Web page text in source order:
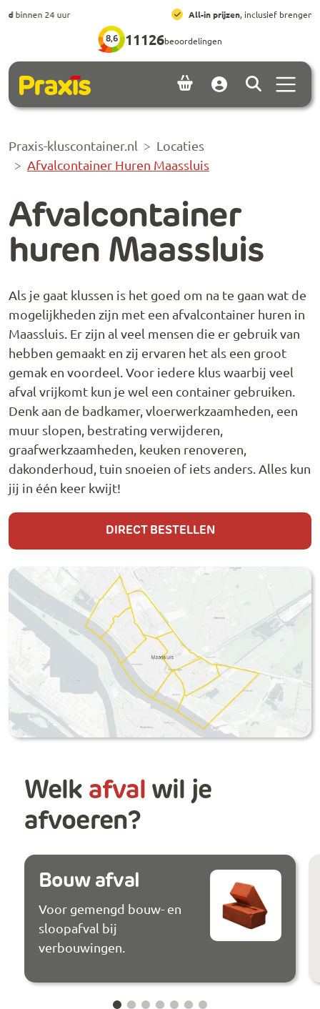
Ga naar hoofdinhoud
Ga naar footer
, inclusief brengen, ophalen en huur
8,6 11126beoordelingen
Account
Praxis-kluscontainer.nl
Locaties
Afvalcontainer Huren Maassluis
Afvalcontainer
huren Maassluis
Als je gaat klussen is het goed om na te gaan wat de
mogelijkheden zijn met een afvalcontainer huren in
Maassluis. Er zijn al veel mensen die er gebruik van
hebben gemaakt en zij ervaren het als een groot
gemak en voordeel. Voor iedere klus waarbij veel
afval vrijkomt kun je wel een container gebruiken.
Denk aan de badkamer, vloerwerkzaamheden, een
muur slopen, bestrating verwijderen,
graafwerkzaamheden, keuken renoveren,
dakonderhoud, tuin snoeien of iets anders. Alles kun
jij in één keer kwijt!
DIRECT BESTELLEN
Welk afval wil je
afvoeren?
Bouw afval
Voor gemengd bouw- en
sloopafval bij
verbouwingen.